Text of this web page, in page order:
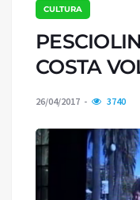
CULTURA
COSTA
26/04/2017 3740